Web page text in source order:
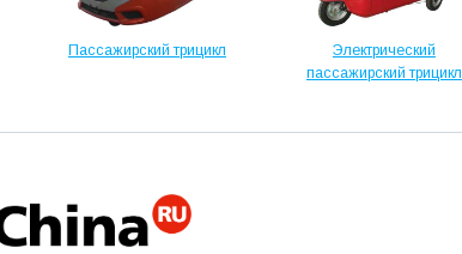
Пассажирский трицикл
Электрический
пассажирский трицикл